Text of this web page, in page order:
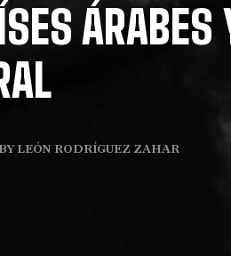
ÁRABES
BY LEÓN RODRÍGUEZ ZAHAR